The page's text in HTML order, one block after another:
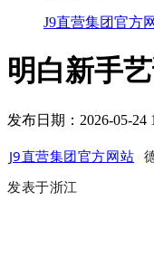
J9直营集团官方
明白新手
发布日期：2026-05-24
J9直营集团官方网站
发表于浙江